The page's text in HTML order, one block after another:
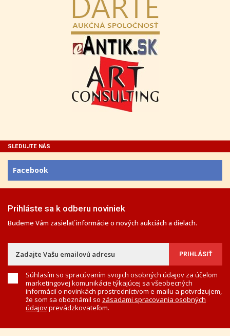
SLEDUJTE NÁS
Facebook
Prihláste sa k odberu noviniek
Budeme Vám zasielať informácie o nových aukciách a dielach.
Súhlasím so spracúvaním svojich osobných údajov za účelom
marketingovej komunikácie týkajúcej sa všeobecných
informácií o novinkách prostredníctvom e-mailu a potvrdzujem,
že som sa oboznámil so zásadami spracovania osobných
údajovprevádzkovateľom.